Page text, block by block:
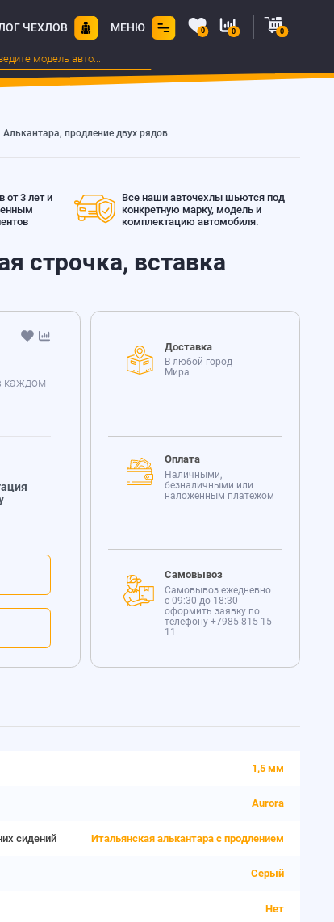
ЧЕХЛОВ МЕНЮ 0 0 0
продление двух рядов
от 3 лет и
Все наши авточехлы шьются под
конкретную марку, модель и
комплектацию автомобиля.
строчка, вставка
каждом
Доставка
В любой город
Мира
Оплата
Наличными,
безналичными или
наложенным платежом
Самовывоз
Самовывоз ежедневно
с 09:30 до 18:30
оформить заявку по
телефону +7985 815-15-
11
1,5 мм
Aurora
сидений Итальянская алькантара с продлением
Серый
Нет